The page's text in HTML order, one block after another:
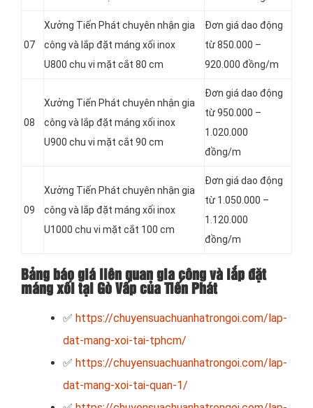
07
Xưởng Tiến Phát chuyên nhận gia
công và lắp đặt máng xối inox
U800 chu vi mặt cắt 80 cm
Đơn giá dao động
từ 850.000 –
920.000 đồng/m
08
Xưởng Tiến Phát chuyên nhận gia
công và lắp đặt máng xối inox
U900 chu vi mặt cắt 90 cm
Đơn giá dao động
từ 950.000 –
1.020.000
đồng/m
09
Xưởng Tiến Phát chuyên nhận gia
công và lắp đặt máng xối inox
U1000 chu vi mặt cắt 100 cm
Đơn giá dao động
từ 1.050.000 –
1.120.000
đồng/m
Bảng báo giá liên quan gia công và lắp đặt
máng xối tại Gò Vấp của Tiến Phát
✅ https://chuyensuachuanhatrongoi.com/lap-
dat-mang-xoi-tai-tphcm/
✅ https://chuyensuachuanhatrongoi.com/lap-
dat-mang-xoi-tai-quan-1/